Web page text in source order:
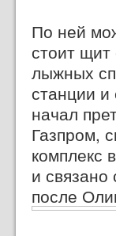
По ней
стоит
лыжных
станции и
начал
Газпром,
комплекс
и
после